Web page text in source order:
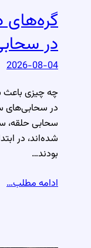
گره‌های
در
2026-08-04
چه چیزی باعث
در سحابی‌های
شده‌اند، در
بودند…
ادامه مطلب…